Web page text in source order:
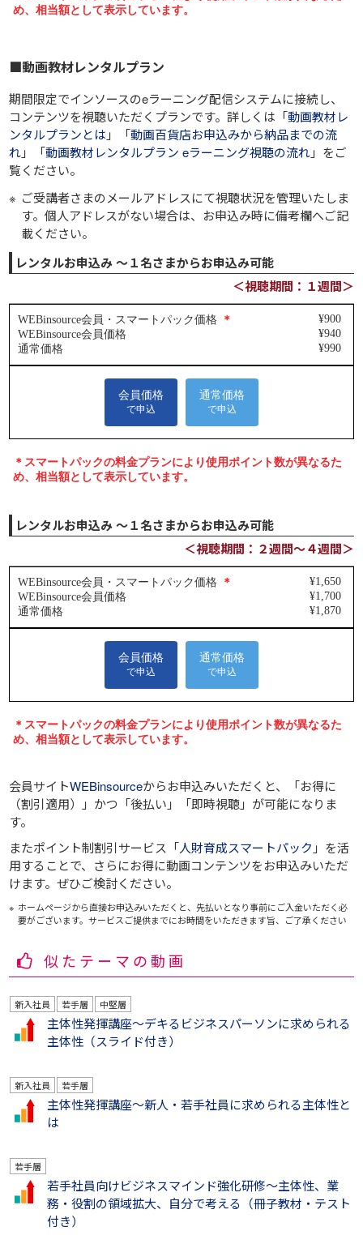
■動画教材レンタルプラン
期間限定でインソースのeラーニング配信システムに接続し、
コンテンツを視聴いただくプランです。詳しくは「動画教材レ
ンタルプランとは 」「動画百貨店お申込みから納品までの流
れ」「動画教材レンタルプラン eラーニング視聴の流れ」をご
覧ください。
ご受講者さまのメールアドレスにて視聴状況を管理いたしま
す。個人アドレスがない場合は、お申込み時に備考欄へご記
載ください。
レンタルお申込み ～１名さまからお申込み可能
＜視聴期間：１週間＞
レンタルお申込み ～１名さまからお申込み可能
＜視聴期間：２週間～４週間＞
会員サイトWEBinsourceからお申込みいただくと、
「お得に
（割引適用）」 かつ 「後払い」 「即時視聴」 が可能になりま
す。
またポイント制割引サービス「人財育成スマートパック 」を活
用することで、さらにお得に動画コンテンツをお申込みいただ
けます。ぜひご検討ください。
ホームページから直接お申込みいただくと、先払いとなり事前にご入金いただく必
要がございます。サービスご提供までにお時間をいただきます旨、ご了承ください
似たテーマの動画
新入社員 若手層 中堅層
主体性発揮講座～デキるビジネスパーソンに求められる
主体性（スライド付き）
新入社員 若手層
主体性発揮講座～新人・若手社員に求められる主体性と
は
若手層
若手社員向けビジネスマインド強化研修～主体性、業
務・役割の領域拡大、自分で考える（冊子教材・テスト
付き）